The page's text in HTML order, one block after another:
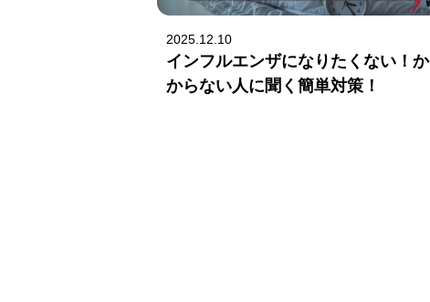
2025.12.10
インフルエンザになりたくない！か
からない人に聞く簡単対策！